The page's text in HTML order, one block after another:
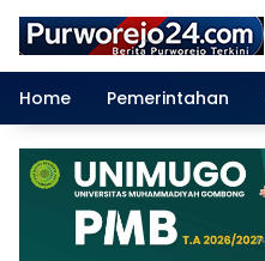
Langsung
konten
Home
Pemerintahan